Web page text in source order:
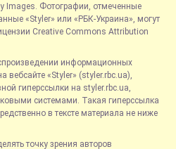
Images. Фотографии, отмеченные
«Styler» или «РБК-Украина», могут
Creative Commons Attribution
информационных
вебсайте «Styler» (styler.rbc.ua),
гиперссылки на styler.rbc.ua,
системами. Такая гиперссылка
в тексте материала не ниже
точку зрения авторов